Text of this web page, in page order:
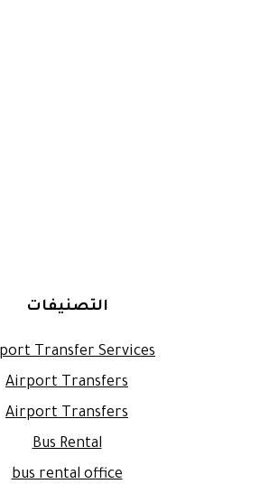
التصنيفات
Transfer Services
Airport Transfers
Airport Transfers
Bus Rental
bus rental office